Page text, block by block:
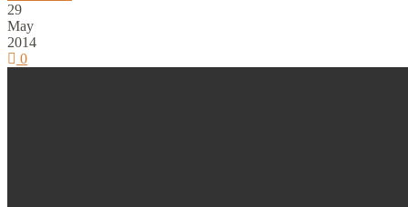
29
May
2014
0